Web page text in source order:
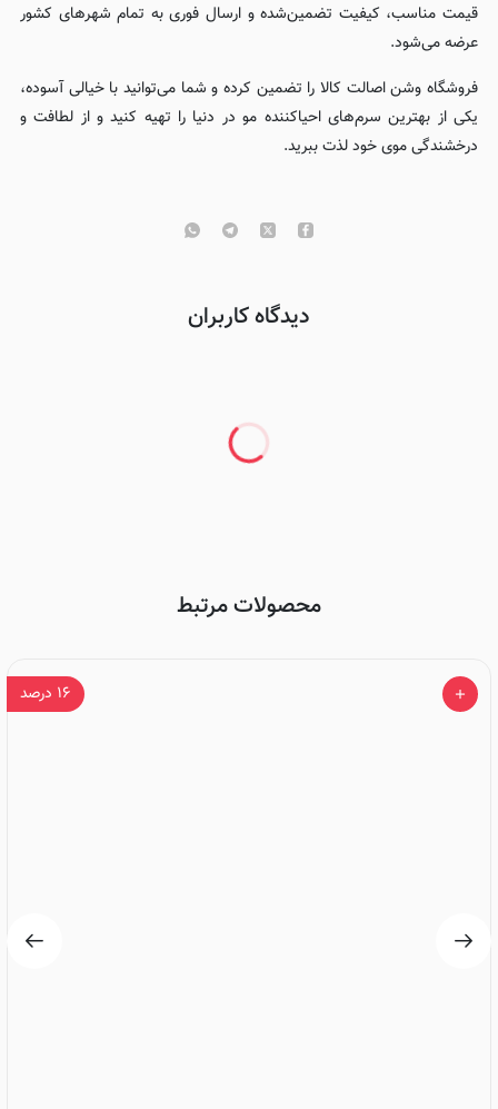
قیمت مناسب، کیفیت تضمین‌شده و ارسال فوری به تمام شهرهای کشور
عرضه می‌شود.
فروشگاه وشن اصالت کالا را تضمین کرده و شما می‌توانید با خیالی آسوده،
یکی از بهترین سرم‌های احیاکننده مو در دنیا را تهیه کنید و از لطافت و
درخشندگی موی خود لذت ببرید.
دیدگاه کاربران
محصولات مرتبط
۱۶ درصد